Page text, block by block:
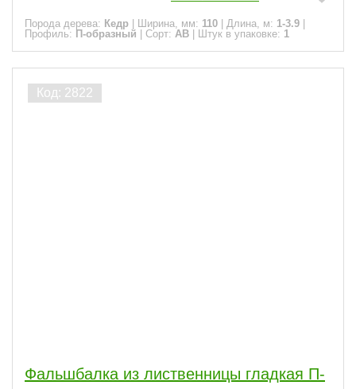
Порода дерева: Кедр Ширина, мм: 110 Длина, м: 1-3.9
Профиль: П-образный Сорт: АВ Штук в упаковке: 1
Фальшбалка из лиственницы гладкая П-